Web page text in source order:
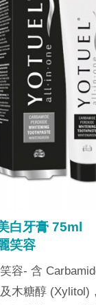
白牙膏 75ml
笑容
容- 含
木糖醇 (Xylitol)